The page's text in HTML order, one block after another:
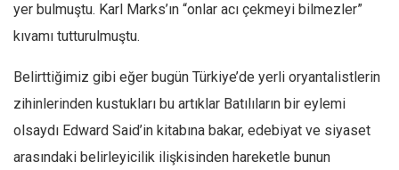
Dosyalar
yer bulmuştu. Karl Marks’ın “onlar acı çekmeyi bilmezler”
kıvamı tutturulmuştu.
Belirttiğimiz gibi eğer bugün Türkiye’de yerli oryantalistlerin
zihinlerinden kustukları bu artıklar Batılıların bir eylemi
olsaydı Edward Said’in kitabına bakar, edebiyat ve siyaset
arasındaki belirleyicilik ilişkisinden hareketle bunun